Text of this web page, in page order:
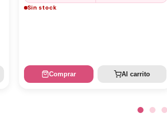
Sin stock
Comprar Al carrito